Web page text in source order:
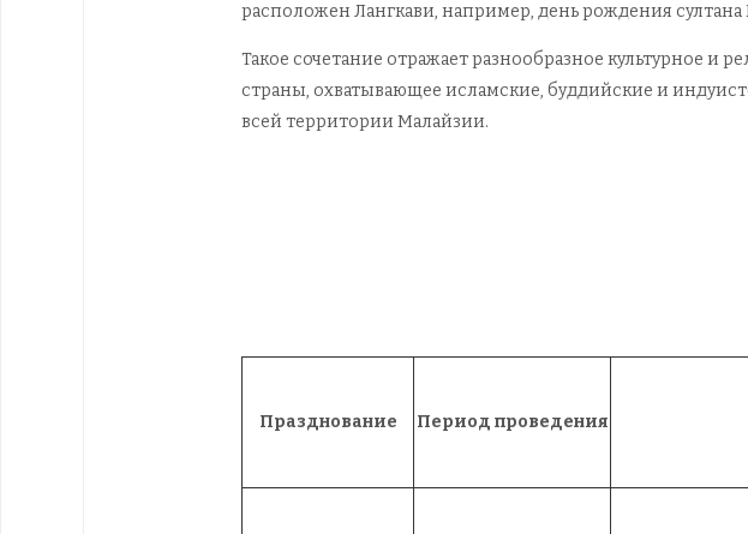
расположен Лангкави, например, день рождения султана
Такое сочетание отражает разнообразное культурное и
страны, охватывающее исламские, буддийские и
всей территории Малайзии.
Празднование Период проведения